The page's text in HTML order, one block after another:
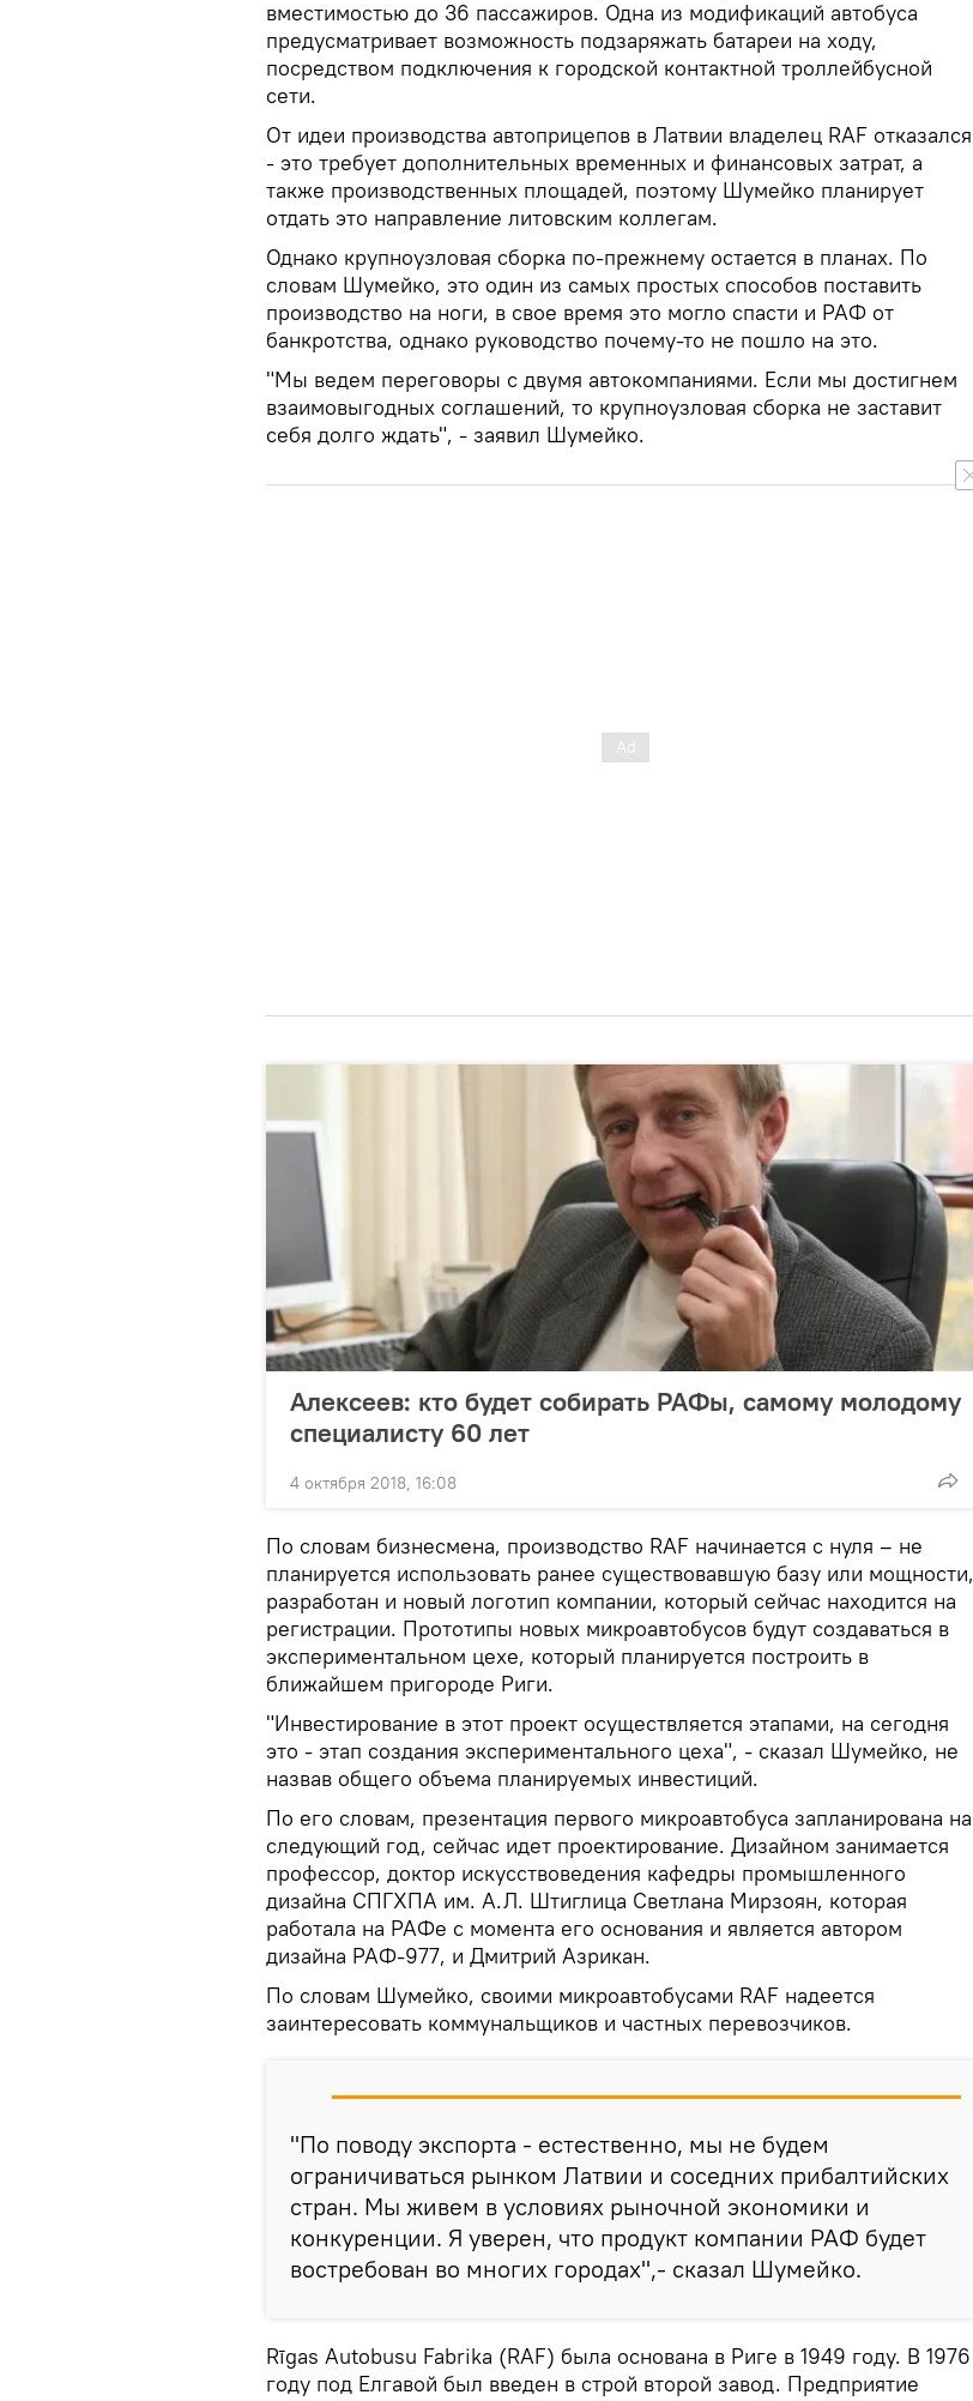
вместимостью до 36 пассажиров. Одна из модификаций автобуса
предусматривает возможность подзаряжать батареи на ходу,
посредством подключения к городской контактной троллейбусной
сети.
От идеи производства автоприцепов в Латвии владелец RAF отказался
- это требует дополнительных временных и финансовых затрат, а
также производственных площадей, поэтому Шумейко планирует
отдать это направление литовским коллегам.
Однако крупноузловая сборка по-прежнему остается в планах. По
словам Шумейко, это один из самых простых способов поставить
производство на ноги, в свое время это могло спасти и РАФ от
банкротства, однако руководство почему-то не пошло на это.
"Мы ведем переговоры с двумя автокомпаниями. Если мы достигнем
взаимовыгодных соглашений, то крупноузловая сборка не заставит
себя долго ждать", - заявил Шумейко.
Алексеев: кто будет собирать РАФы, самому молодому
специалисту 60 лет
4 октября 2018, 16:08
По словам бизнесмена, производство RAF начинается с нуля – не
планируется использовать ранее существовавшую базу или мощности,
разработан и новый логотип компании, который сейчас находится на
регистрации. Прототипы новых микроавтобусов будут создаваться в
экспериментальном цехе, который планируется построить в
ближайшем пригороде Риги.
"Инвестирование в этот проект осуществляется этапами, на сегодня
это - этап создания экспериментального цеха", - сказал Шумейко, не
назвав общего объема планируемых инвестиций.
По его словам, презентация первого микроавтобуса запланирована на
следующий год, сейчас идет проектирование. Дизайном занимается
профессор, доктор искусствоведения кафедры промышленного
дизайна СПГХПА им. А.Л. Штиглица Светлана Мирзоян, которая
работала на РАФе с момента его основания и является автором
дизайна РАФ-977, и Дмитрий Азрикан.
По словам Шумейко, своими микроавтобусами RAF надеется
заинтересовать коммунальщиков и частных перевозчиков.
"По поводу экспорта - естественно, мы не будем
ограничиваться рынком Латвии и соседних прибалтийских
стран. Мы живем в условиях рыночной экономики и
конкуренции. Я уверен, что продукт компании РАФ будет
востребован во многих городах",- сказал Шумейко.
Rīgas Autobusu Fabrika (RAF) была основана в Риге в 1949 году. В 1976
году под Елгавой был введен в строй второй завод. Предприятие